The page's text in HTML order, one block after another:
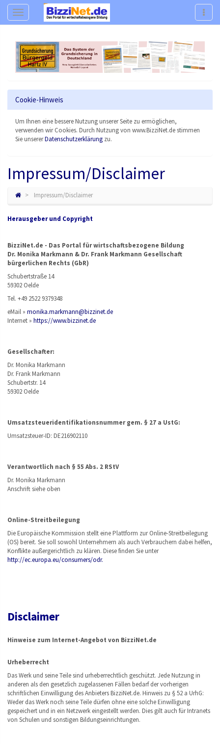
Navigation
Cookie-Hinweis
Um Ihnen eine bessere Nutzung unserer Seite zu ermöglichen,
verwenden wir Cookies. Durch Nutzung von www.BizziNet.de stimmen
Sie unsererDatenschutzerklärung zu.
Impressum/Disclaimer
Impressum/Disclaimer
Herausgeber und Copyright
BizziNet.de - Das Portal für wirtschaftsbezogene Bildung
Dr. Monika Markmann & Dr. Frank Markmann Gesellschaft
bürgerlichen Rechts (GbR)
Schubertstraße 14
59302 Oelde
Tel. +49 2522 9379348
eMail » monika.markmann@bizzinet.de
Internet » https://www.bizzinet.de
Gesellschafter:
Dr. Monika Markmann
Dr. Frank Markmann
Schubertstr. 14
59302 Oelde
Umsatzsteueridentifikationsnummer gem. § 27 a UstG:
Umsatzsteuer-ID: DE216902110
Verantwortlich nach § 55 Abs. 2 RStV
Dr. Monika Markmann
Anschrift siehe oben
Online-Streitbeilegung
Die Europäische Kommission stellt eine Plattform zur Online-Streitbeilegung
(OS) bereit. Sie soll sowohl Unternehmern als auch Verbrauchern dabei helfen,
Konflikte außergerichtlich zu klären. Diese finden Sie unter
http://ec.europa.eu/consumers/odr.
Disclaimer
Hinweise zum Internet-Angebot von BizziNet.de
Urheberrecht
Das Werk und seine Teile sind urheberrechtlich geschützt. Jede Nutzung in
anderen als den gesetzlich zugelassenen Fällen bedarf der vorherigen
schriftlichen Einwilligung des Anbieters BizziNet.de. Hinweis zu § 52 a UrhG:
Weder das Werk noch seine Teile dürfen ohne eine solche Einwilligung
gespeichert und in ein Netzwerk eingestellt werden. Dies gilt auch für Intranets
von Schulen und sonstigen Bildungseinrichtungen.